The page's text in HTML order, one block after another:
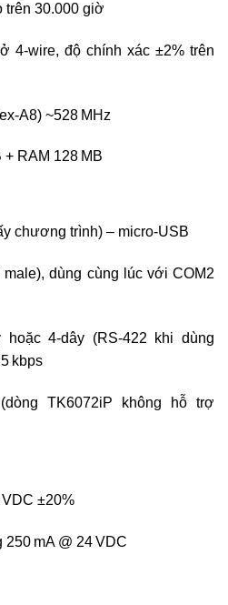
trên 30.000 giờ
4-wire, độ chính xác ±2% trên
~528 MHz
+ RAM 128 MB
chương trình) – micro‑USB
male), dùng cùng lúc với COM2
hoặc 4‑dây (RS‑422 khi dùng
kbps
TK6072iP không hỗ trợ
VDC ±20%
250 mA @ 24 VDC